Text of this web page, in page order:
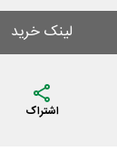
لینک خرید
اشتراک